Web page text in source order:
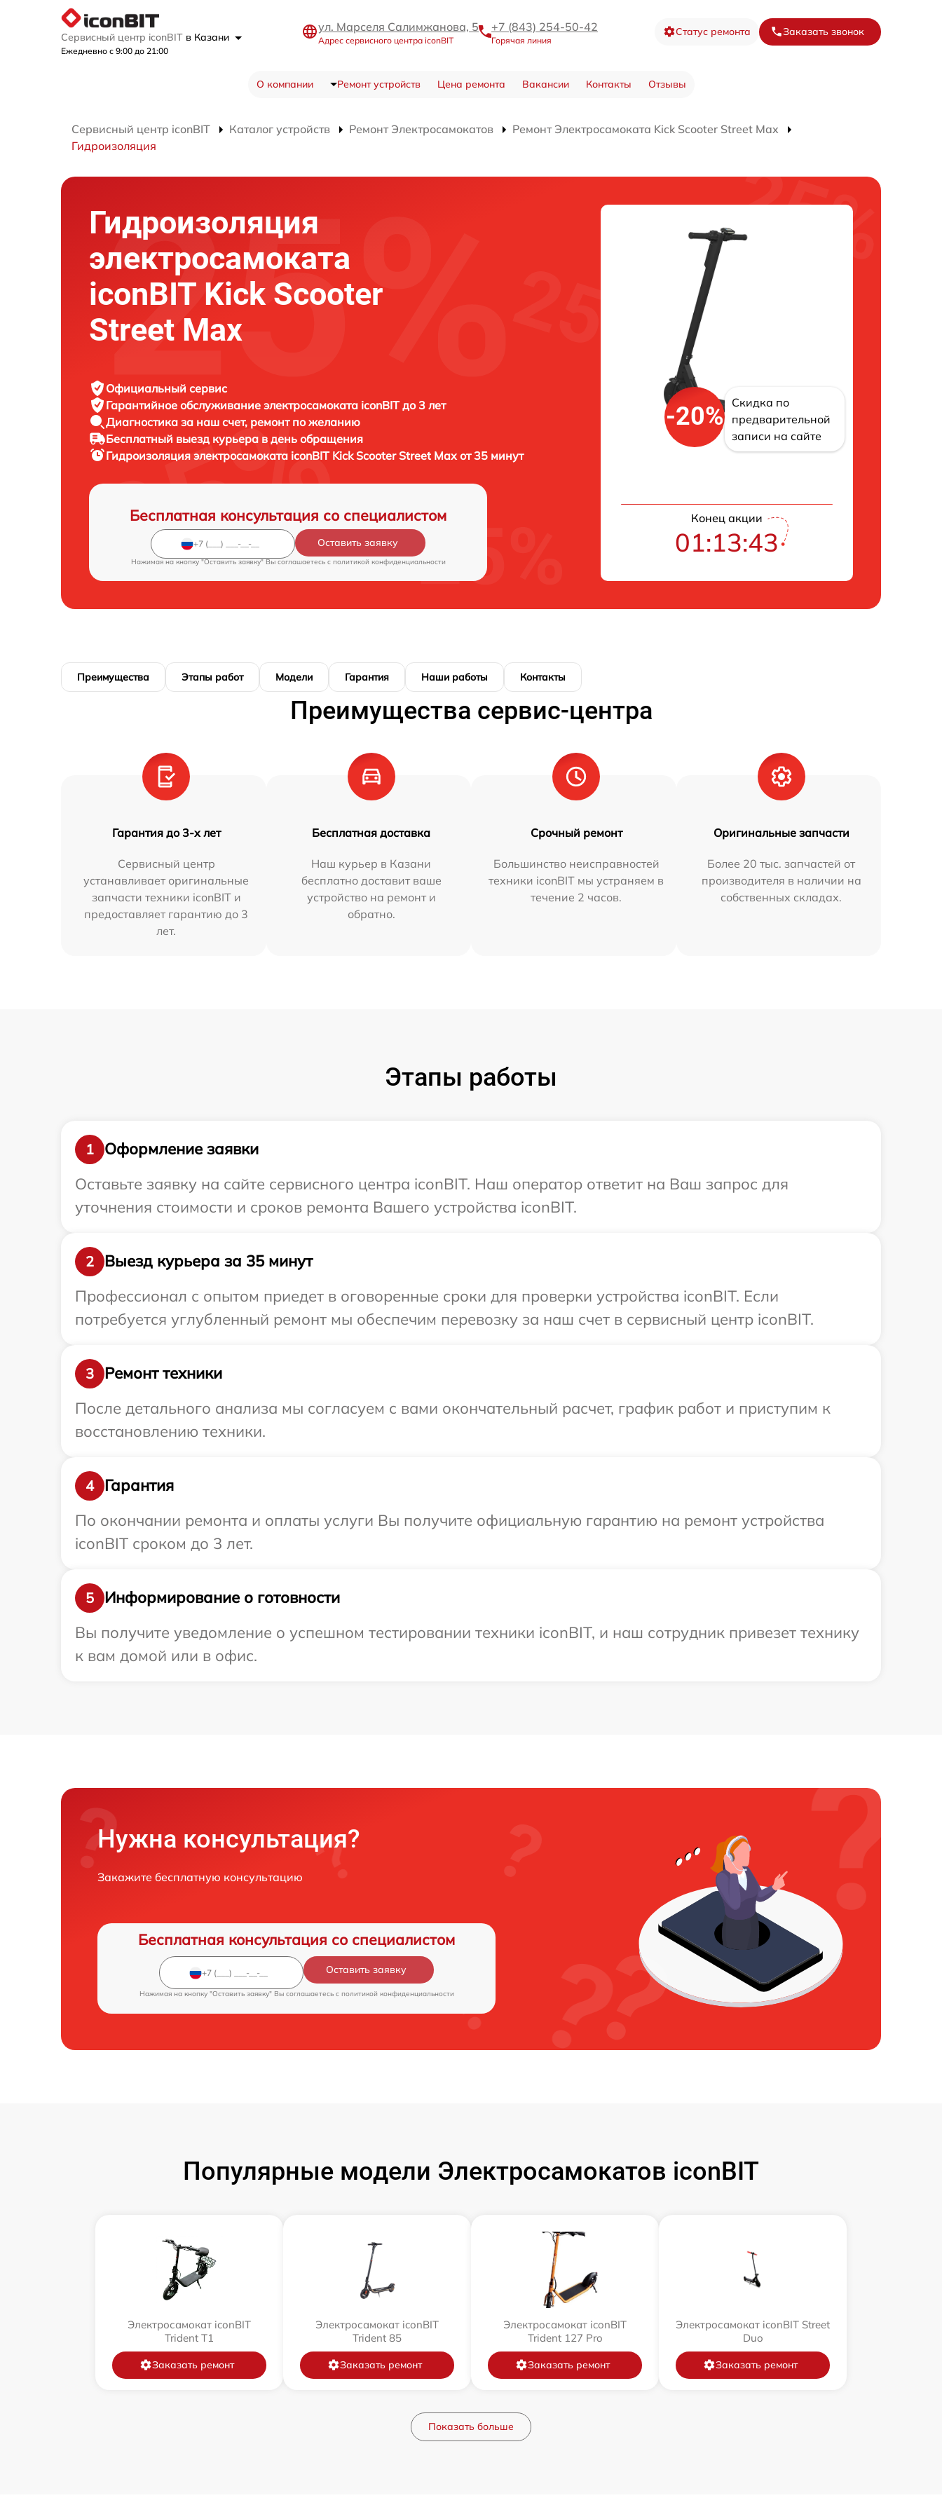
Сервисный центр iconBIT в Казани
Ежедневно с 9:00 до 21:00
ул. Марселя Салимжанова, 5
Адрес сервисного центра iconBIT
+7 (843) 254-50-42
Горячая линия
Статус ремонта Заказать звонок
О компании Ремонт устройств Цена ремонта Вакансии Контакты Отзывы
Сервисный центр iconBIT Каталог устройств Ремонт Электросамокатов
Ремонт Электросамоката Kick Scooter Street Max
Гидроизоляция
Гидроизоляция
электросамоката
iconBIT Kick Scooter
Street Max
Официальный сервис
Гарантийное обслуживание электросамоката iconBIT до 3 лет
Диагностика за наш счет, ремонт по желанию
Бесплатный выезд курьера в день обращения
Гидроизоляция электросамоката iconBIT Kick Scooter Street Max от 35 минут
Бесплатная консультация со специалистом
Оставить заявку
Нажимая на кнопку "Оставить заявку" Вы соглашаетесь c политикой конфиденциальности
-20%
Скидка по
предварительной
записи на сайте
Конец акции
01:13:42
Преимущества Этапы работ Модели Гарантия Наши работы Контакты
Преимущества сервис-центра
Гарантия до 3-х лет
Сервисный центр
устанавливает оригинальные
запчасти техники iconBIT и
предоставляет гарантию до 3
лет.
Бесплатная доставка
Наш курьер в Казани
бесплатно доставит ваше
устройство на ремонт и
обратно.
Срочный ремонт
Большинство неисправностей
техники iconBIT мы устраняем в
течение 2 часов.
Оригинальные запчасти
Более 20 тыс. запчастей от
производителя в наличии на
собственных складах.
Этапы работы
1
Оформление заявки
Оставьте заявку на сайте сервисного центра iconBIT. Наш оператор ответит на Ваш запрос для
уточнения стоимости и сроков ремонта Вашего устройства iconBIT.
2
Выезд курьера за 35 минут
Профессионал с опытом приедет в оговоренные сроки для проверки устройства iconBIT. Если
потребуется углубленный ремонт мы обеспечим перевозку за наш счет в сервисный центр iconBIT.
3
Ремонт техники
После детального анализа мы согласуем с вами окончательный расчет, график работ и приступим к
восстановлению техники.
4
Гарантия
По окончании ремонта и оплаты услуги Вы получите официальную гарантию на ремонт устройства
iconBIT сроком до 3 лет.
5
Информирование о готовности
Вы получите уведомление о успешном тестировании техники iconBIT, и наш сотрудник привезет технику
к вам домой или в офис.
Нужна консультация?
Закажите бесплатную консультацию
Бесплатная консультация со специалистом
Оставить заявку
Нажимая на кнопку "Оставить заявку" Вы соглашаетесь c политикой конфиденциальности
Популярные модели Электросамокатов iconBIT
Электросамокат iconBIT
Trident T1
Заказать ремонт
Электросамокат iconBIT
Trident 85
Заказать ремонт
Электросамокат iconBIT
Trident 127 Pro
Заказать ремонт
Электросамокат iconBIT Street
Duo
Заказать ремонт
Показать больше